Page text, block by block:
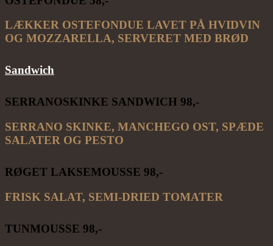
LÆKKER OSTEFONDUE LAVET PÅ HVIDVIN
OG MOZZARELLA, SERVERET MED BRØD
Sandwich
SERRANOSKINKE SANDWICH 98,-
SERRANO SKINKE, MANCHEGO OST, SPÆDE
SALATER OG PESTO
RØGET LAKSEMOUSSE 98,-
FRISK SALAT, SEMI-DRIED TOMATER
TUNMOUSSE 98,-